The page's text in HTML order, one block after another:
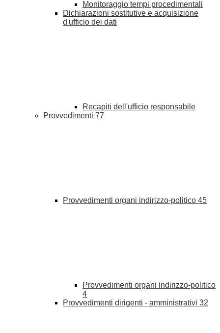
Monitoraggio tempi procedimentali
Dichiarazioni sostitutive e acquisizione
d'ufficio dei dati
Recapiti dell'ufficio responsabile
Provvedimenti 77
Provvedimenti organi indirizzo-politico 45
Provvedimenti organi indirizzo-politico
4
Provvedimenti dirigenti - amministrativi 32